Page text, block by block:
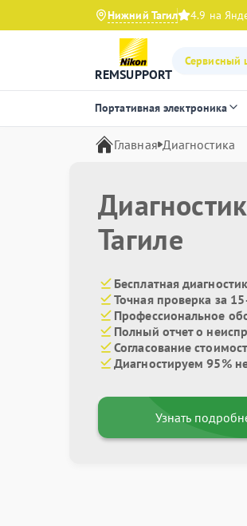
Нижний Тагил 4.9 на
REMSUPPORT
Сервисный
Портативная электроника
Главная Диагностика
Тагиле
Бесплатная
Точная проверка за
Профессиональное
Полный отчет о
Согласование
Диагностируем 95%
Узнать